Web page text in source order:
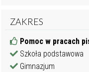
ZAKRES
Pomoc w pracach
Szkoła podstawowa
Gimnazjum